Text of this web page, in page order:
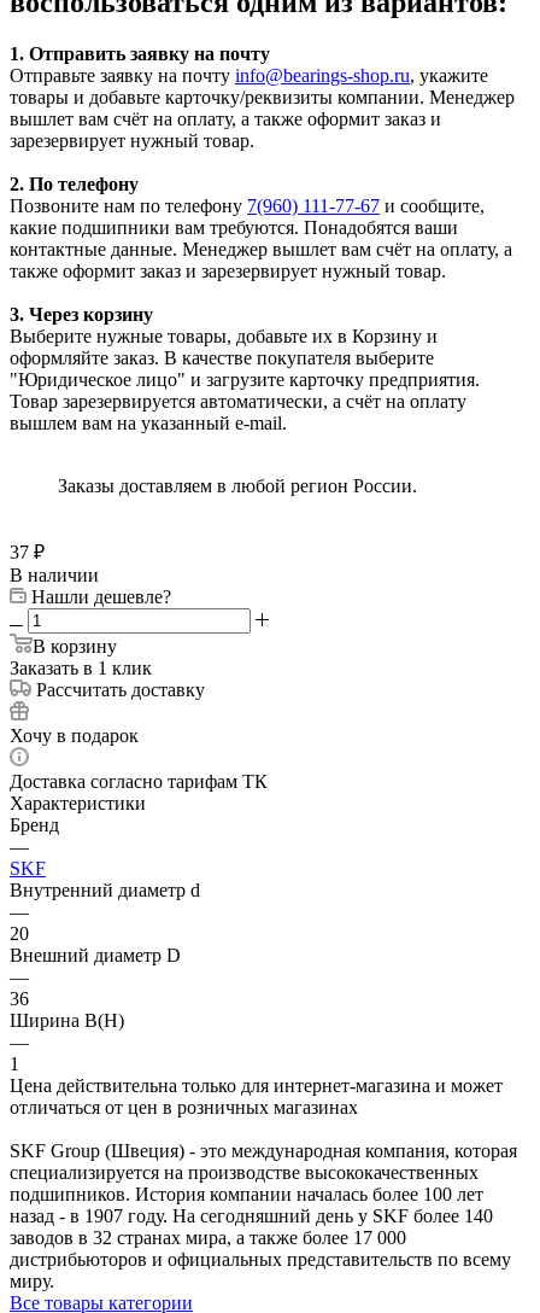
1. Отправить заявку на почту
Отправьте заявку на почту info@bearings-shop.ru, укажите
товары и добавьте карточку/реквизиты компании. Менеджер
вышлет вам счёт на оплату, а также оформит заказ и
зарезервирует нужный товар.
2. По телефону
Позвоните нам по телефону 7(960) 111-77-67 и сообщите,
какие подшипники вам требуются. Понадобятся ваши
контактные данные. Менеджер вышлет вам счёт на оплату, а
также оформит заказ и зарезервирует нужный товар.
3. Через корзину
Выберите нужные товары, добавьте их в Корзину и
оформляйте заказ. В качестве покупателя выберите
"Юридическое лицо" и загрузите карточку предприятия.
Товар зарезервируется автоматически, а счёт на оплату
вышлем вам на указанный e-mail.
Заказы доставляем в любой регион России.
37 ₽
В наличии
Нашли дешевле?
В корзину
Заказать в 1 клик
Рассчитать доставку
Хочу в подарок
Доставка согласно тарифам ТК
Характеристики
Бренд
—
SKF
Внутренний диаметр d
—
20
Внешний диаметр D
—
36
Ширина B(H)
—
1
Цена действительна только для интернет-магазина и может
отличаться от цен в розничных магазинах
SKF Group (Швеция) - это международная компания, которая
специализируется на производстве высококачественных
подшипников. История компании началась более 100 лет
назад - в 1907 году. На сегодняшний день у SKF более 140
заводов в 32 странах мира, а также более 17 000
дистрибьюторов и официальных представительств по всему
миру.
Все товары категории